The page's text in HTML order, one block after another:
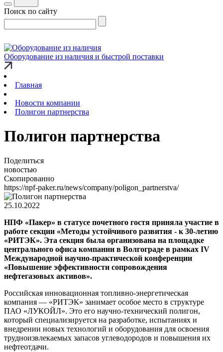
Поиск по сайту
Оборудование из наличия и быстрой поставки
Главная
Новости компании
Полигон партнерства
Полигон партнерства
Поделиться
новостью
Скопированно
https://npf-paker.ru/news/company/poligon_partnerstva/
25.10.2022
НПФ «Пакер» в статусе почетного гостя приняла участие в
работе секции «Методы устойчивого развития - к 30-летию
«РИТЭК». Эта секция была организована на площадке
центрального офиса компании в Волгограде в рамках IV
Международной научно-практической конференции
«Повышение эффективности сопровождения
нефтегазовых активов».
Российская инновационная топливно-энергетическая
компания — «РИТЭК» занимает особое место в структуре
ПАО «ЛУКОЙЛ». Это его научно-технический полигон,
который специализируется на разработке, испытаниях и
внедрении новых технологий и оборудования для освоения
трудноизвлекаемых запасов углеводородов и повышения их
нефтеотдачи.